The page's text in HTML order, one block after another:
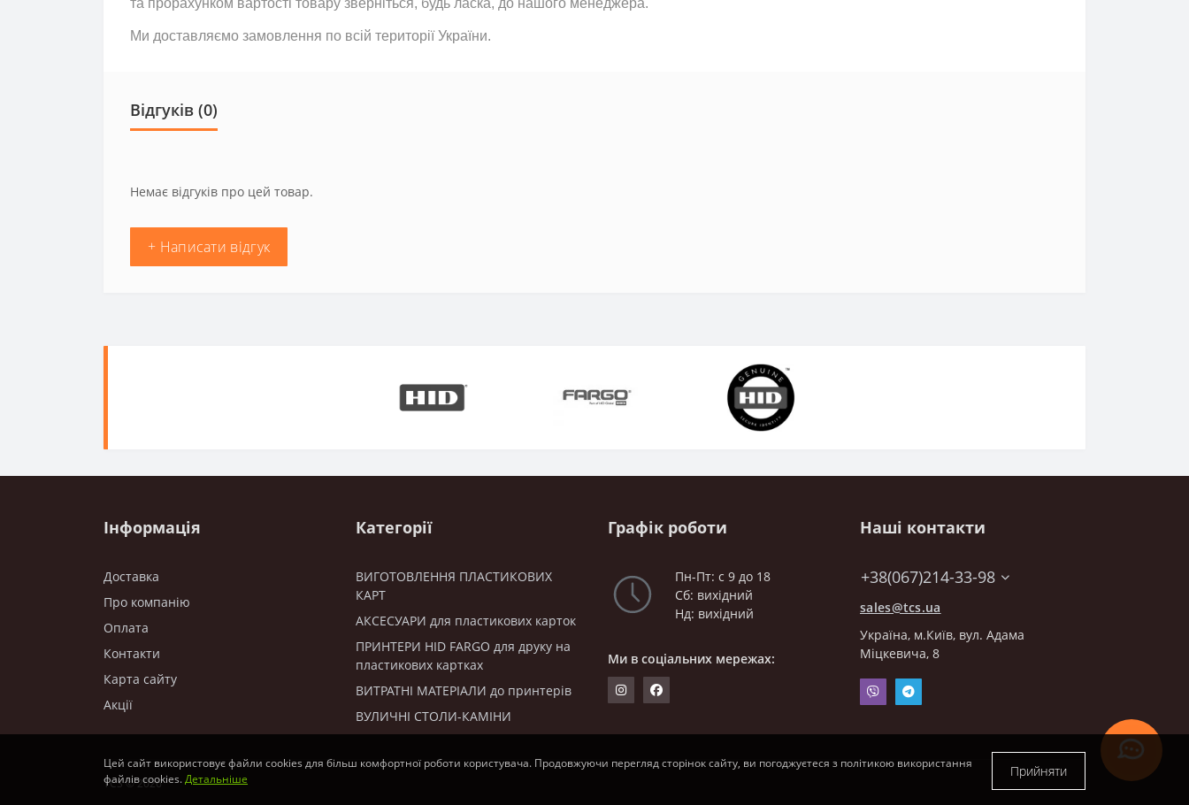
Ми доставляємо замовлення по всій території України.
Відгуків (0)
Немає відгуків про цей товар.
+ Написати відгук
Інформація
Доставка
Про компанію
Оплата
Контакти
Карта сайту
Акції
Категорії
ВИГОТОВЛЕННЯ ПЛАСТИКОВИХ
КАРТ
АКСЕСУАРИ для пластикових карток
ПРИНТЕРИ HID FARGO для друку на
пластикових картках
ВИТРАТНІ МАТЕРІАЛИ до принтерів
ВУЛИЧНІ СТОЛИ-КАМІНИ
Графік роботи
Пн-Пт: с 9 до 18
Сб: вихідний
Нд: вихідний
Ми в соціальних мережах:
Наші контакти
+38(067)214-33-98
sales@tcs.ua
Українa, м.Київ, вул. Адама
Міцкевича, 8
TCS © 2026
Цей сайт використовує файли cookies для більш комфортної роботи користувача. Продовжуючи перегляд сторінок сайту, ви погоджуєтеся з політикою використання
файлів cookies.Детальніше Прийняти